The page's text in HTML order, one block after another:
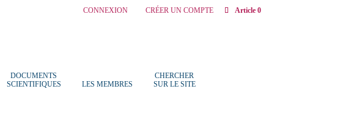
CONNEXION CRÉER UN COMPTE Article 0
DOCUMENTS
SCIENTIFIQUES
LES MEMBRES
CHERCHER
SUR LE SITE